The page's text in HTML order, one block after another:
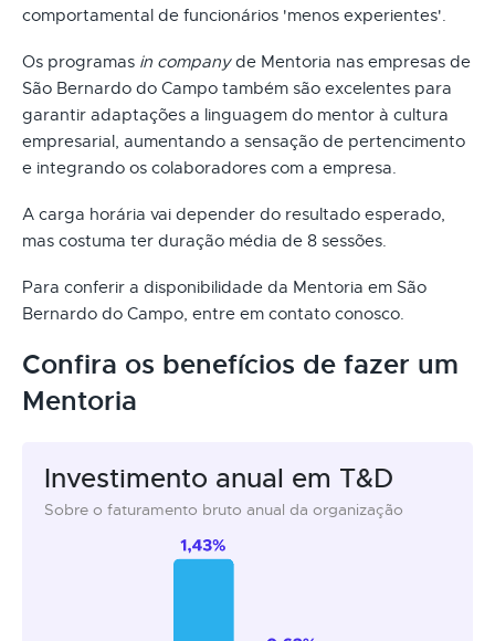
comportamental de funcionários 'menos experientes'.
Os programas in companyde Mentoria nas empresas de
São Bernardo do Campo também são excelentes para
garantir adaptações a linguagem do mentor à cultura
empresarial, aumentando a sensação de pertencimento
e integrando os colaboradores com a empresa.
A carga horária vai depender do resultado esperado,
mas costuma ter duração média de 8 sessões.
Para conferir a disponibilidade da Mentoria em São
Bernardo do Campo, entre em contato conosco.
Confira os benefícios de fazer um
Mentoria
Investimento anual em T&D
Sobre o faturamento bruto anual da organização